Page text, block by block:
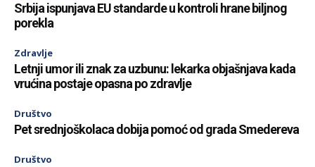
Srbija ispunjava EU standarde u kontroli hrane biljnog
porekla
Zdravlje
Letnji umor ili znak za uzbunu: lekarka objašnjava kada
vrućina postaje opasna po zdravlje
Društvo
Pet srednjoškolaca dobija pomoć od grada Smedereva
Društvo